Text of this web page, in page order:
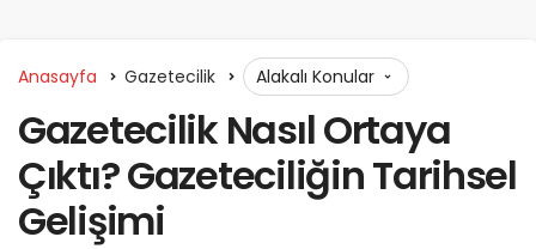
Anasayfa Gazetecilik Alakalı Konular
Gazetecilik Nasıl Ortaya
Çıktı? Gazeteciliğin Tarihsel
Gelişimi